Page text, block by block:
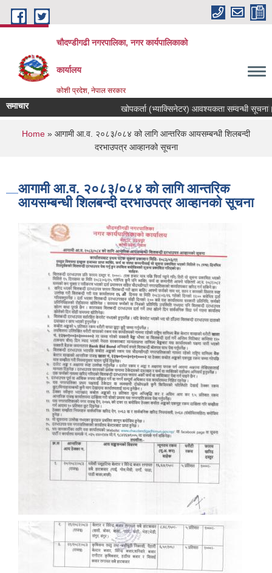
Skip to main content
चौदण्डीगढी नगरपालिका, नगर कार्यपालिकाको
कार्यालय
कोशी प्रदेश, नेपाल सरकार
समाचार खोपकर्ता (भ्याक्सिनेटर) आवश्यकता सम्वन्धी सूचना।
You are here
Home » आगामी आ.व. २०८३/०८४ को लागि आन्तरिक आयसम्बन्धी शिलबन्दी
दरभाउपत्र आव्हानको सूचना
आगामी आ.व. २०८३/०८४ को लागि आन्तरिक
आयसम्बन्धी शिलबन्दी दरभाउपत्र आव्हानको सूचना